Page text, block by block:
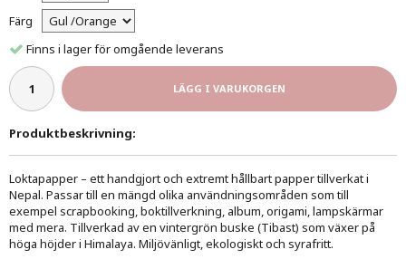
Färg
Finns i lager för omgående leverans
LÄGG I VARUKORGEN
Produktbeskrivning:
Loktapapper – ett handgjort och extremt hållbart papper tillverkat i
Nepal. Passar till en mängd olika användningsområden som till
exempel scrapbooking, boktillverkning, album, origami, lampskärmar
med mera. Tillverkad av en vintergrön buske (Tibast) som växer på
höga höjder i Himalaya. Miljövänligt, ekologiskt och syrafritt.